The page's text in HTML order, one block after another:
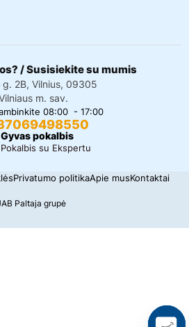
/ Susisiekite su mumis
g. 2B, Vilnius, 09305
m. sav.
08:00 - 17:00
Gyvas pokalbis
Pokalbis su Ekspertu
Paltaja grupė
Privatumo politikaApie musKontaktai